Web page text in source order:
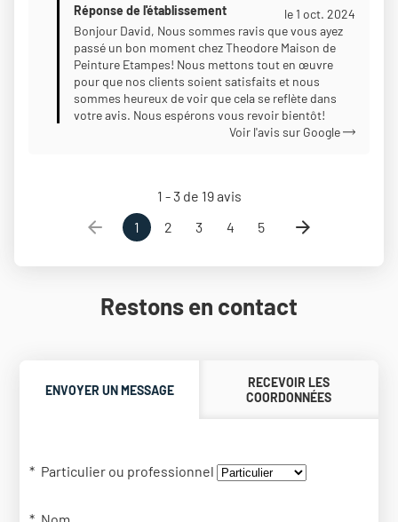
Étoiles
Sur
Réponse de l'établissement
le 1 oct. 2024
Bonjour David, Nous sommes ravis que vous ayez
passé un bon moment chez Theodore Maison de
Peinture Etampes! Nous mettons tout en œuvre
pour que nos clients soient satisfaits et nous
sommes heureux de voir que cela se reflète dans
votre avis. Nous espérons vous revoir bientôt!
Voir l'avis sur Google
1 - 3 de 19 avis
1
2 3 4 5
Restons en contact
ENVOYER UN MESSAGE
RECEVOIR LES
COORDONNÉES
Particulier ou professionnel